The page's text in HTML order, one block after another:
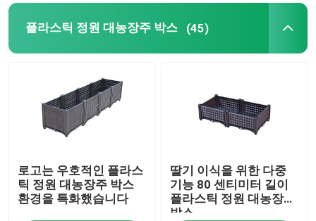
플라스틱 정원 대농장주 박스 (45)
로고는 우호적인 플라스
틱 정원 대농장주 박스
환경을 특화했습니다
딸기 이식을 위한 다중
기능 80 센티미터 길이
플라스틱 정원 대농장주
박스